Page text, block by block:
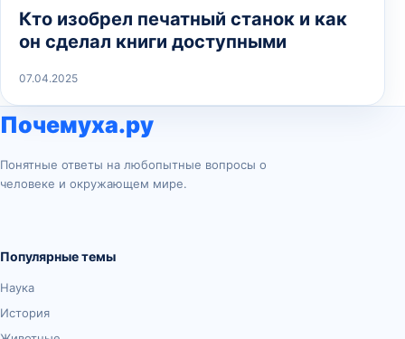
Кто изобрел печатный станок и как
он сделал книги доступными
07.04.2025
Почемуха.ру
Понятные ответы на любопытные вопросы о
человеке и окружающем мире.
Популярные темы
Наука
История